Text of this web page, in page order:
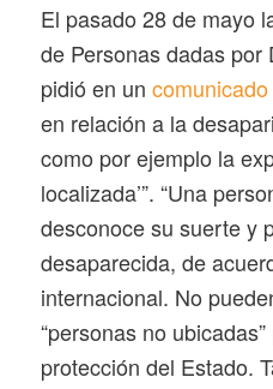
El pasado 28 de mayo
de Personas dadas por
pidió en un comunicado
en relación a la
como por ejemplo la
localizada’”. “Una
desconoce su suerte y
desaparecida, de
internacional. No
“personas no
protección del Estado.